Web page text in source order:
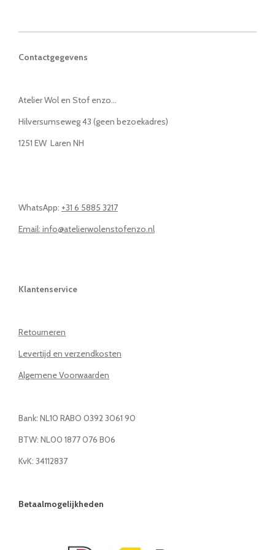
Contactgegevens
Atelier Wol en Stof enzo...
Hilversumseweg 43 (geen bezoekadres)
1251 EW Laren NH
WhatsApp: +31 6 5885 3217
Email: info@atelierwolenstofenzo.nl
Klantenservice
Retourneren
Levertijd en verzendkosten
Algemene Voorwaarden
Bank: NL10 RABO 0392 3061 90
BTW: NL00 1877 076 B06
KvK: 34112837
Betaalmogelijkheden